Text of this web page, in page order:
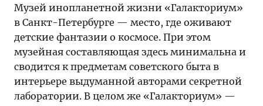
Музей инопланетной жизни «Галакториум»
в Санкт-Петербурге — место, где оживают
детские фантазии о космосе. При этом
музейная составляющая здесь минимальна и
сводится к предметам советского быта в
интерьере выдуманной авторами секретной
лаборатории. В целом же «Галакториум» —